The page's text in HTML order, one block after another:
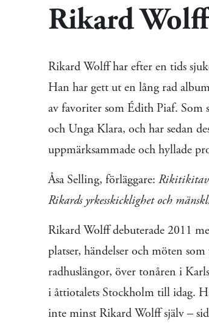
Rikard
Rikard Wolff har efter en tids
Han har gett ut en lång rad
av favoriter som Édith Piaf. Som
och Unga Klara, och har sedan
uppmärksammade och hyllade
Åsa Selling, förläggare: Rikitikitavi
Rikards yrkesskicklighet och
Rikard Wolff debuterade 2011
platser, händelser och möten
radhuslängor, över tonåren i
i åttiotalets Stockholm till idag.
inte minst Rikard Wolff själv –